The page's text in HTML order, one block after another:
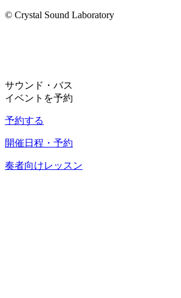
© Crystal Sound Laboratory
サウンド・バス
イベントを予約
予約する
開催日程・予約
奏者向けレッスン